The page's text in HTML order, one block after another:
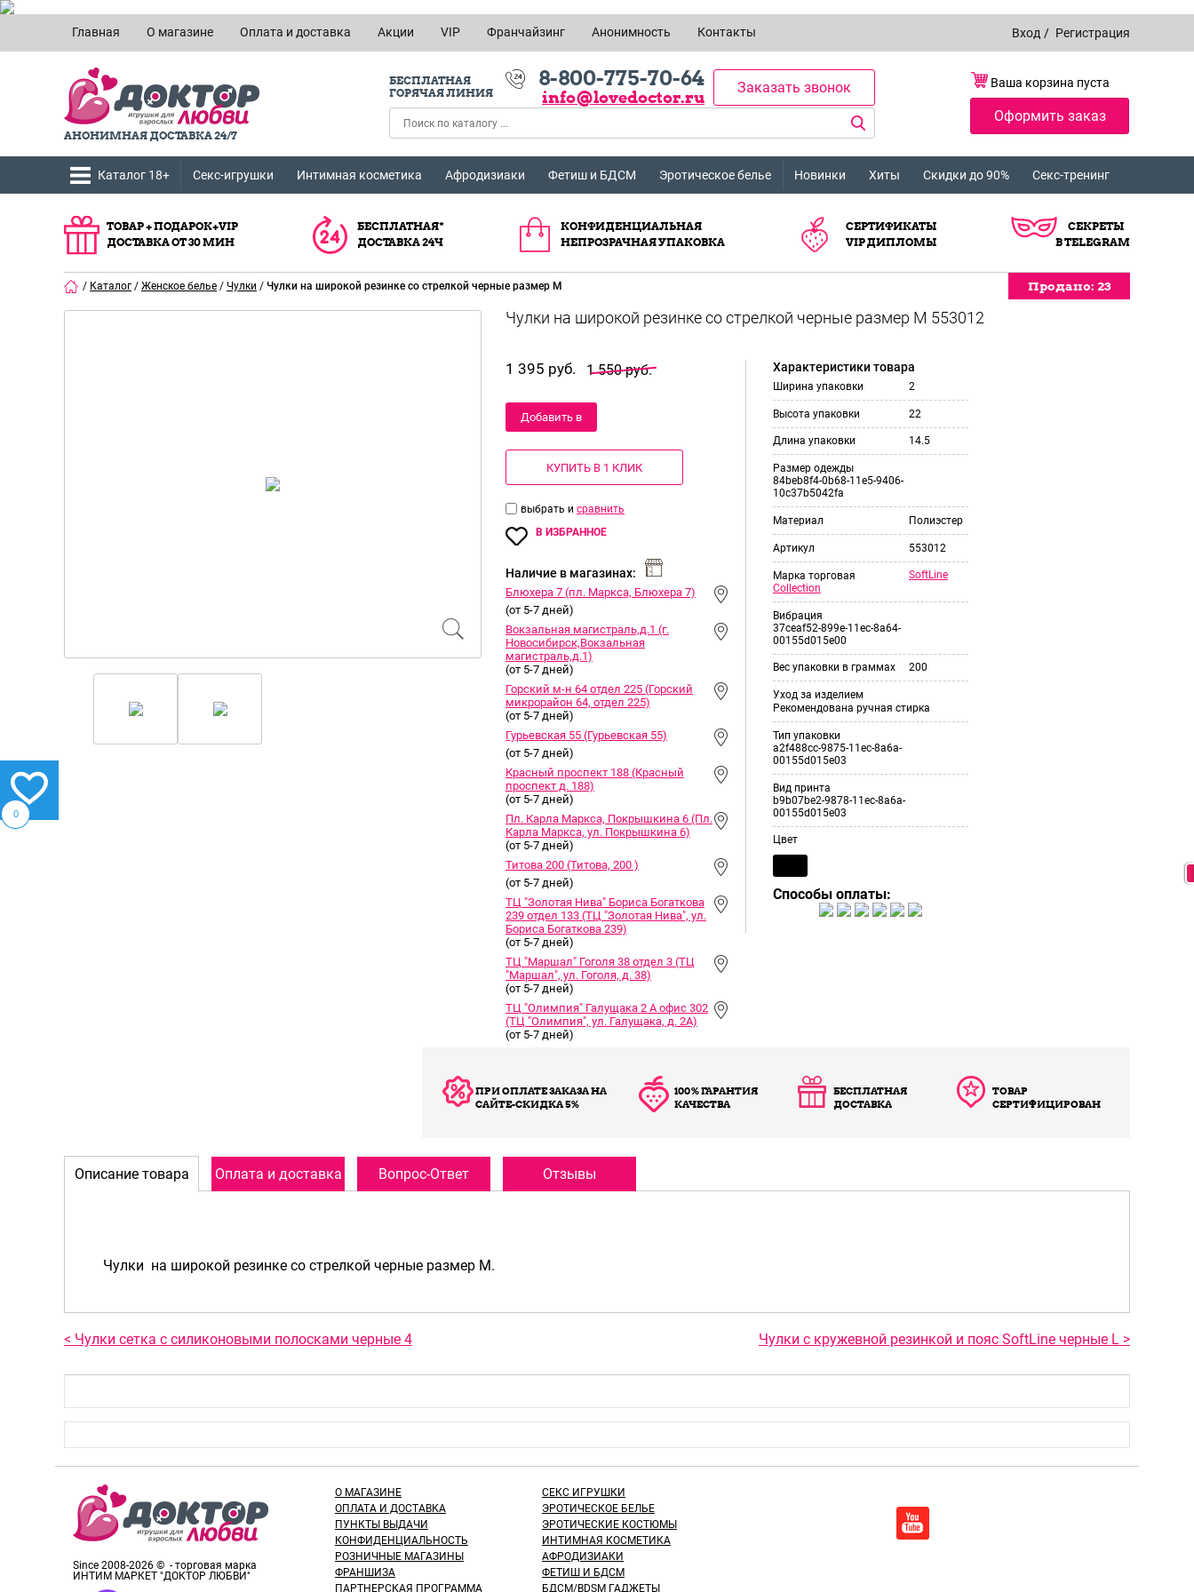
Главная О магазине Оплата и доставка Акции VIP Франчайзинг Анонимность Контакты Вход / Регистрация
АНОНИМНАЯ ДОСТАВКА 24/7
БЕСПЛАТНАЯ
ГОРЯЧАЯ ЛИНИЯ
8-800-775-70-64
info@lovedoctor.ru
Заказать звонок Ваша корзина пуста
Оформить заказ
Каталог 18+ Секс-игрушки Интимная косметика Афродизиаки Фетиш и БДСМ Эротическое белье Новинки Хиты Скидки до 90% Секс-тренинг
ТОВАР + ПОДАРОК+VIP
ДОСТАВКА ОТ 30 МИН
БЕСПЛАТНАЯ*
ДОСТАВКА 24Ч
КОНФИДЕНЦИАЛЬНАЯ
НЕПРОЗРАЧНАЯ УПАКОВКА
СЕРТИФИКАТЫ
VIP ДИПЛОМЫ
СЕКРЕТЫ
В TELEGRAM
/ Каталог / Женское белье / Чулки / Чулки на широкой резинке со стрелкой черные размер M Продано: 23
Продано: 23
1 395 руб. 1 550 руб.
Добавить в
корзину
КУПИТЬ В 1 КЛИК
выбрать и сравнить
В ИЗБРАННОЕ
Наличие в магазинах:
Блюхера 7 (пл. Маркса, Блюхера 7)
(от 5-7 дней)
Вокзальная магистраль,д.1 (г.
Новосибирск,Вокзальная
магистраль,д.1)
(от 5-7 дней)
Горский м-н 64 отдел 225 (Горский
микрорайон 64, отдел 225)
(от 5-7 дней)
Гурьевская 55 (Гурьевская 55)
(от 5-7 дней)
Красный проспект 188 (Красный
проспект д. 188)
(от 5-7 дней)
Пл. Карла Маркса, Покрышкина 6 (Пл.
Карла Маркса, ул. Покрышкина 6)
(от 5-7 дней)
Титова 200 (Титова, 200 )
(от 5-7 дней)
ТЦ "Золотая Нива" Бориса Богаткова
239 отдел 133 (ТЦ "Золотая Нива", ул.
Бориса Богаткова 239)
(от 5-7 дней)
ТЦ "Маршал" Гоголя 38 отдел 3 (ТЦ
"Маршал", ул. Гоголя, д. 38)
(от 5-7 дней)
ТЦ "Олимпия" Галущака 2 А офис 302
(ТЦ "Олимпия", ул. Галущака, д. 2А)
(от 5-7 дней)
Характеристики товара
Ширина упаковки 2
Высота упаковки 22
Длина упаковки 14.5
Размер одежды
84beb8f4-0b68-11e5-9406-
10c37b5042fa
Материал Полиэстер
Артикул 553012
Марка торговая
SoftLine
Collection
Вибрация
37ceaf52-899e-11ec-8a64-
00155d015e00
Вес упаковки в граммах 200
Уход за изделием
Рекомендована ручная стирка
Тип упаковки
a2f488cc-9875-11ec-8a6a-
00155d015e03
Вид принта
b9b07be2-9878-11ec-8a6a-
00155d015e03
Цвет
Способы оплаты:
ПРИ ОПЛАТЕ ЗАКАЗА НА
САЙТЕ-СКИДКА 5%
100% ГАРАНТИЯ
КАЧЕСТВА
БЕСПЛАТНАЯ
ДОСТАВКА
ТОВАР
СЕРТИФИЦИРОВАН
Описание товара Оплата и доставка Вопрос-Ответ Отзывы
Чулки на широкой резинке со стрелкой черные размер M.
Чулки с кружевной резинкой и пояс SoftLine черные L >
< Чулки сетка с силиконовыми полосками черные 4
Since 2008-2026 © - торговая марка
ИНТИМ МАРКЕТ "ДОКТОР ЛЮБВИ"
О МАГАЗИНЕ
ОПЛАТА И ДОСТАВКА
ПУНКТЫ ВЫДАЧИ
КОНФИДЕНЦИАЛЬНОСТЬ
РОЗНИЧНЫЕ МАГАЗИНЫ
ФРАНШИЗА
ПАРТНЕРСКАЯ ПРОГРАММА
СЕКС ИГРУШКИ
ЭРОТИЧЕСКОЕ БЕЛЬЕ
ЭРОТИЧЕСКИЕ КОСТЮМЫ
ИНТИМНАЯ КОСМЕТИКА
АФРОДИЗИАКИ
ФЕТИШ И БДСМ
БДСМ/BDSM ГАДЖЕТЫ
0